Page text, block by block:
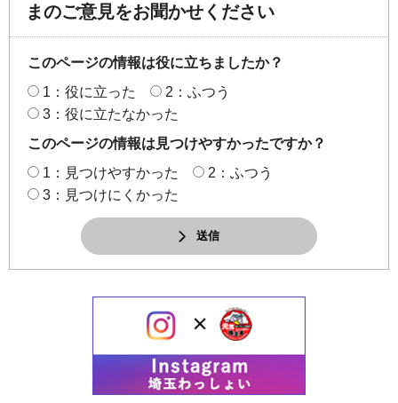
まのご意見をお聞かせください
このページの情報は役に立ちましたか？
1：役に立った
2：ふつう
3：役に立たなかった
このページの情報は見つけやすかったですか？
1：見つけやすかった
2：ふつう
3：見つけにくかった
送信